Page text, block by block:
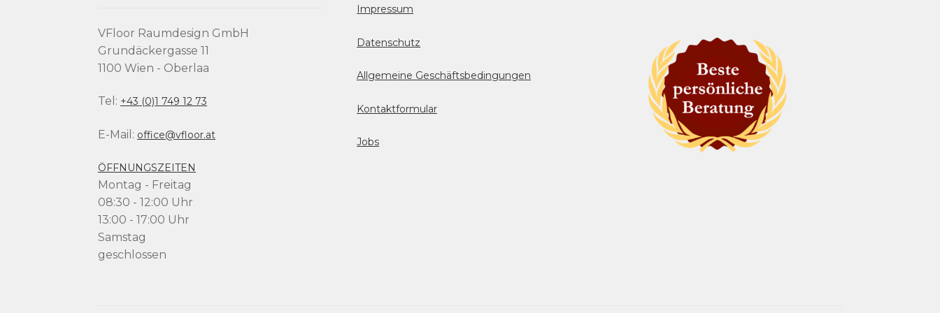
VFloor Raumdesign GmbH
Grundäckergasse 11
1100 Wien - Oberlaa
Tel: +43 (0)1 749 12 73
E-Mail: office@vfloor.at
ÖFFNUNGSZEITEN
Montag - Freitag
08:30 - 12:00 Uhr
13:00 - 17:00 Uhr
Samstag
geschlossen
Impressum
Datenschutz
Allgemeine Geschäftsbedingungen
Kontaktformular
Jobs